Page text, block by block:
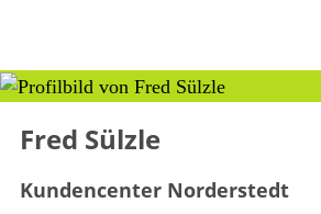
Fred Sülzle
Kundencenter Norderstedt